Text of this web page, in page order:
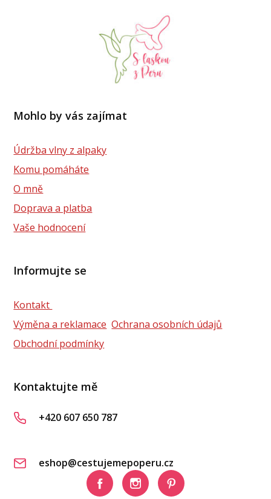
Mohlo by vás zajímat
Údržba vlny z alpaky
Komu pomáháte
O mně
Doprava a platba
Vaše hodnocení
Informujte se
Kontakt
Výměna a reklamace Ochrana osobních údajů
Obchodní podmínky
Kontaktujte mě
+420 607 650 787
eshop@cestujemepoperu.cz